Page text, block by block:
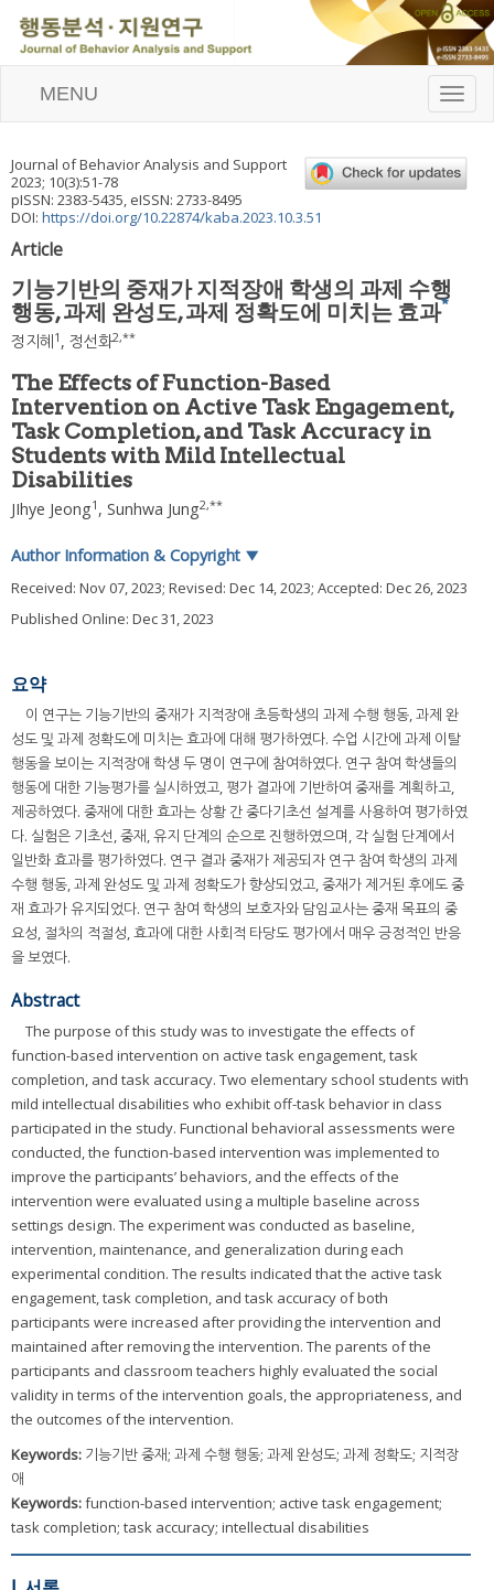
T
o
l
e
MENU
Journal of Behavior Analysis and Support
2023; 10(3):51-78
pISSN: 2383-5435, eISSN: 2733-8495
DOI: https://doi.org/10.22874/kaba.2023.10.3.51
Article
기능기반의 중재가 지적장애 학생의 과제 수행
행동, 과제 완성도, 과제 정확도에 미치는 효과*
정지혜 1 , 정선화2,**
The Effects of Function-Based
Intervention on Active Task Engagement,
Task Completion, and Task Accuracy in
Students with Mild Intellectual
Disabilities
JIhye Jeong1 , Sunhwa Jung2,**
Author Information & Copyright ▼
Received: Nov 07, 2023; Revised: Dec 14, 2023; Accepted: Dec 26, 2023
Published Online: Dec 31, 2023
요약
이 연구는 기능기반의 중재가 지적장애 초등학생의 과제 수행 행동, 과제 완
성도 및 과제 정확도에 미치는 효과에 대해 평가하였다. 수업 시간에 과제 이탈
행동을 보이는 지적장애 학생 두 명이 연구에 참여하였다. 연구 참여 학생들의
행동에 대한 기능평가를 실시하였고, 평가 결과에 기반하여 중재를 계획하고,
제공하였다. 중재에 대한 효과는 상황 간 중다기초선 설계를 사용하여 평가하였
다. 실험은 기초선, 중재, 유지 단계의 순으로 진행하였으며, 각 실험 단계에서
일반화 효과를 평가하였다. 연구 결과 중재가 제공되자 연구 참여 학생의 과제
수행 행동, 과제 완성도 및 과제 정확도가 향상되었고, 중재가 제거된 후에도 중
재 효과가 유지되었다. 연구 참여 학생의 보호자와 담임교사는 중재 목표의 중
요성, 절차의 적절성, 효과에 대한 사회적 타당도 평가에서 매우 긍정적인 반응
을 보였다.
Abstract
The purpose of this study was to investigate the effects of
function-based intervention on active task engagement, task
completion, and task accuracy. Two elementary school students with
mild intellectual disabilities who exhibit off-task behavior in class
participated in the study. Functional behavioral assessments were
conducted, the function-based intervention was implemented to
improve the participants’ behaviors, and the effects of the
intervention were evaluated using a multiple baseline across
settings design. The experiment was conducted as baseline,
intervention, maintenance, and generalization during each
experimental condition. The results indicated that the active task
engagement, task completion, and task accuracy of both
participants were increased after providing the intervention and
maintained after removing the intervention. The parents of the
participants and classroom teachers highly evaluated the social
validity in terms of the intervention goals, the appropriateness, and
the outcomes of the intervention.
Keywords: 기능기반 중재; 과제 수행 행동; 과제 완성도; 과제 정확도; 지적장
애
Keywords:function-based intervention; active task engagement;
task completion; task accuracy; intellectual disabilities